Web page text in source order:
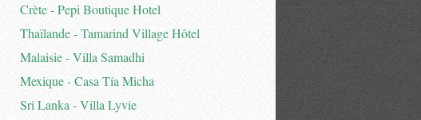
Crète - Pepi Boutique Hotel
Thaïlande - Tamarind Village Hôtel
Malaisie - Villa Samadhi
Mexique - Casa Tía Micha
Sri Lanka - Villa Lyvie